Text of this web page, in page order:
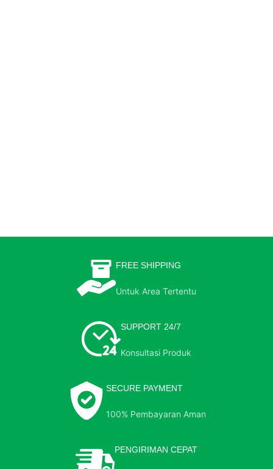
FREE SHIPPING
Untuk Area Tertentu
SUPPORT 24/7
Konsultasi Produk
SECURE PAYMENT
100% Pembayaran Aman
PENGIRIMAN CEPAT